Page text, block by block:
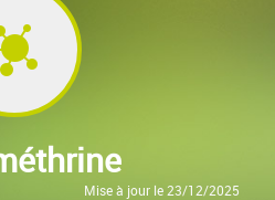
Mise à jour le 23/12/2025